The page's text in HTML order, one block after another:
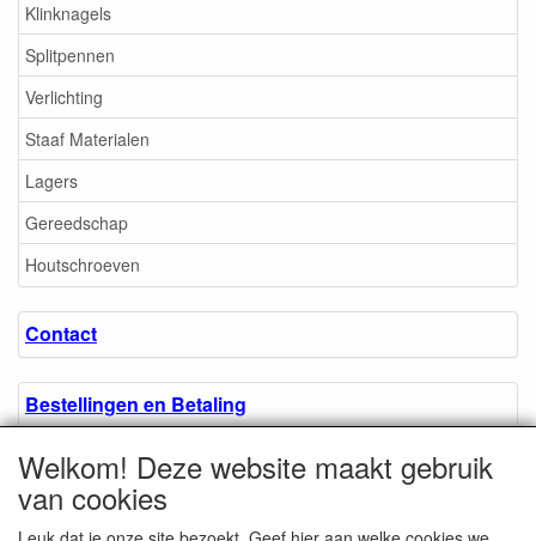
Klinknagels
Splitpennen
Verlichting
Staaf Materialen
Lagers
Gereedschap
Houtschroeven
Contact
Bestellingen en Betaling
Algemene voorwaarden
Welkom! Deze website maakt gebruik
van cookies